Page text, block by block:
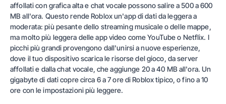
affollati con grafica alta e chat vocale possono salire a 500 a 600
MB all'ora. Questo rende Roblox un'app di dati da leggera a
moderata: più pesante dello streaming musicale o delle mappe,
ma molto più leggera delle app video come YouTube o Netflix. I
picchi più grandi provengono dall'unirsi a nuove esperienze,
dove il tuo dispositivo scarica le risorse del gioco, da server
affollati e dalla chat vocale, che aggiunge 20 a 40 MB all'ora. Un
gigabyte di dati copre circa 6 a 7 ore di Roblox tipico, o fino a 10
ore con le impostazioni più leggere.